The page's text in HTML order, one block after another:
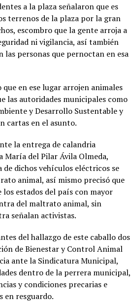
a la plaza señalaron que es
terrenos de la plaza por la gran
escombro que la gente arroja a
ni vigilancia, así también
las personas que pernoctan en esa
en ese lugar arrojen animales
las autoridades municipales como
y Desarrollo Sustentable y
cartas en el asunto.
la entrega de calandria
María del Pilar Ávila Olmeda,
de dichos vehículos eléctricos se
animal, así mismo precisó que
los estados del país con mayor
del maltrato animal, sin
señalan activistas.
del hallazgo de este caballo dos
de Bienestar y Control Animal
ante la Sindicatura Municipal,
dentro de la perrera municipal,
y condiciones precarias e
en resguardo.